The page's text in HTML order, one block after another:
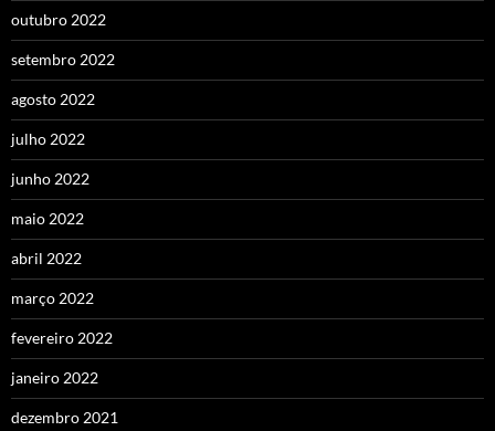
outubro 2022
setembro 2022
agosto 2022
julho 2022
junho 2022
maio 2022
abril 2022
março 2022
fevereiro 2022
janeiro 2022
dezembro 2021